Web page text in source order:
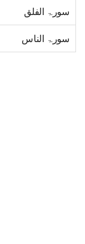
سورۃ الفلق
سورۃ الناس